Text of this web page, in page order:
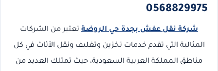
0568829975
شركة نقل عفش بجدة حي الروضة تعتبر من الشركات
المثالية التي تقدم خدمات تخزين وتغليف ونقل الأثاث في كل
مناطق المملكة العربية السعودية، حيث تمتلك العديد من